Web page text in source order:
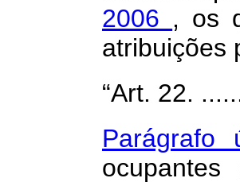
2006 , os
atribuições
“Art. 22.
Parágrafo